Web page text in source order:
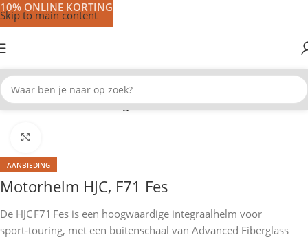
Skip to main content
Home Motorhelmen Integraal helmen
AANBIEDING
Motorhelm HJC, F71 Fes
De HJC F71 Fes is een hoogwaardige integraalhelm voor
sport‑touring, met een buitenschaal van Advanced Fiberglass
10% ONLINE KORTING